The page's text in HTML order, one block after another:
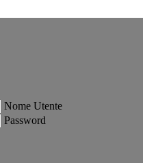
Nome Utente
Password